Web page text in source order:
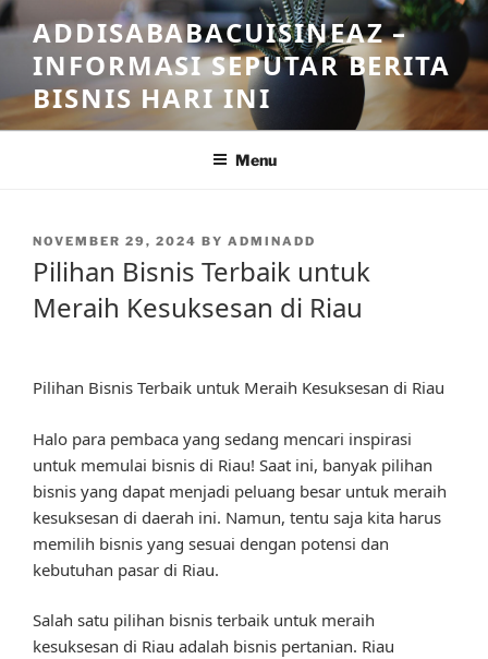
Skip
to
content
ADDISABABACUISINEAZ –
INFORMASI SEPUTAR BERITA
BISNIS HARI INI
Menu
POSTED
ON
NOVEMBER 29, 2024 BY ADMINADD
Pilihan Bisnis Terbaik untuk
Meraih Kesuksesan di Riau
Pilihan Bisnis Terbaik untuk Meraih Kesuksesan di Riau
Halo para pembaca yang sedang mencari inspirasi
untuk memulai bisnis di Riau! Saat ini, banyak pilihan
bisnis yang dapat menjadi peluang besar untuk meraih
kesuksesan di daerah ini. Namun, tentu saja kita harus
memilih bisnis yang sesuai dengan potensi dan
kebutuhan pasar di Riau.
Salah satu pilihan bisnis terbaik untuk meraih
kesuksesan di Riau adalah bisnis pertanian. Riau